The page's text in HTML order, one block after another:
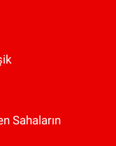
Sahaların